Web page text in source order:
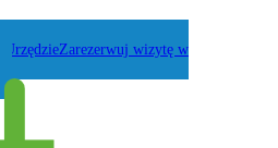
Zarezerwuj wizytę w